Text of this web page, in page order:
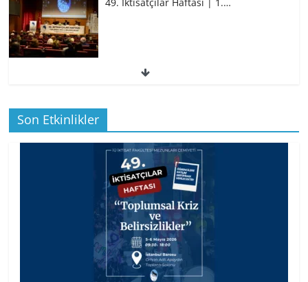
49. İktisatçılar Haftası | 1.…
BİZ İKTİSATLILAR: İÇİMİZDEN BİRİ PROF.
…
Son Etkinlikler